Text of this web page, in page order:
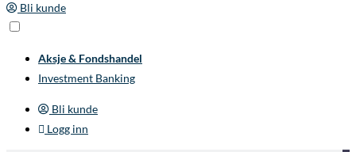
Bli kunde
Aksje & Fondshandel
Investment Banking
Bli kunde
Logg inn